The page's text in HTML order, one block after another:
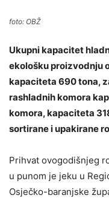
foto: OBŽ
Ukupni kapacitet
ekološku proizvodnju
kapaciteta 690 tona,
rashladnih komora
komora, kapaciteta
sortirane i upakirane
Prihvat ovogodišnjeg
u punom je jeku u
Osječko-baranjske